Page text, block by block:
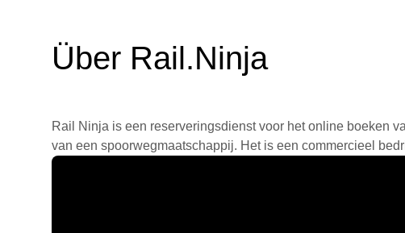
Über Rail.Ninja
Rail Ninja is een reserveringsdienst voor het online boeken
van een spoorwegmaatschappij. Het is een commercieel